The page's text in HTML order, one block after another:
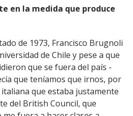
en la medida que produce
de 1973, Francisco Brugnoli
de Chile y pese a que
que se fuera del país -
que teníamos que irnos, por
que estaba justamente
del British Council, que